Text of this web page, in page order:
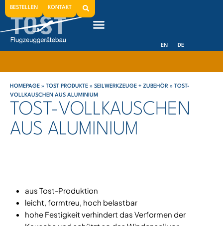
BESTELLEN KONTAKT
EN DE
HOMEPAGE » TOST PRODUKTE » SEILWERKZEUGE + ZUBEHÖR » TOST-
VOLLKAUSCHEN AUS ALUMINIUM
TOST-VOLLKAUSCHEN
AUS ALUMINIUM
aus Tost-Produktion
leicht, formtreu, hoch belastbar
hohe Festigkeit verhindert das Verformen der